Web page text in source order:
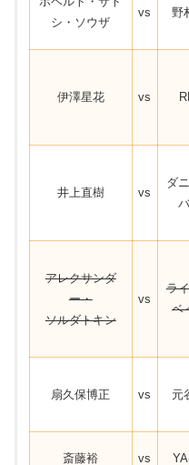
シ・ソウザ
vs 野
伊澤星花 vs
井上直樹 vs
ダ
アレクサンダ
ー・
ソルダトキン
vs
ラ
ベ
扇久保博正 vs 元
斎藤裕 vs